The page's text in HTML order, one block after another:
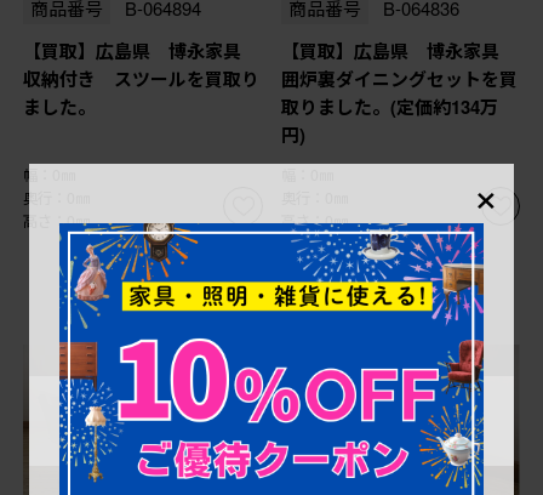
商品番号 B-064894
【買取】広島県 博永家具
収納付き スツールを買取り
ました。
幅：0㎜
奥行：0㎜
高さ：0㎜
商品番号 B-064836
【買取】広島県 博永家具
囲炉裏ダイニングセットを買
取りました。(定価約134万
円)
高さ：0㎜
×